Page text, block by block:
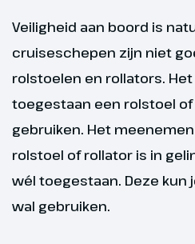
Dag 6
Keulen -
Veiligheid aan boord is
cruiseschepen zijn niet
rolstoelen en rollators.
toegestaan een rolstoel
gebruiken. Het
rolstoel of rollator is in
wél toegestaan. Deze kun
wal gebruiken.